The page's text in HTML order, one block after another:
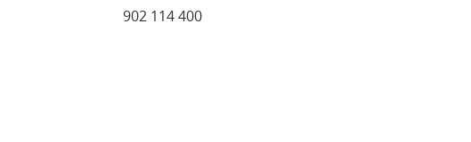
902 114 400